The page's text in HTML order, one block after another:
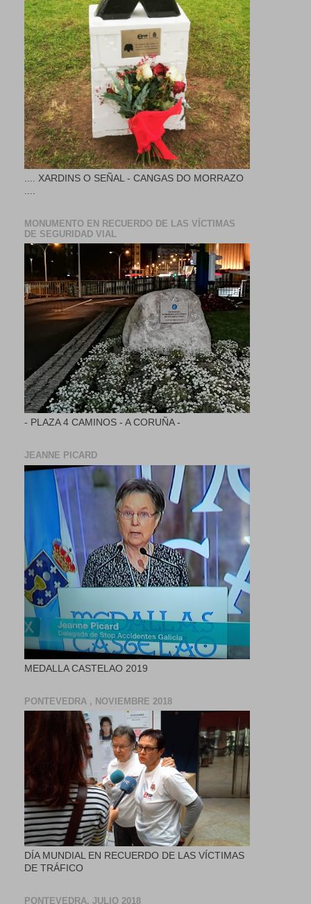
.... XARDINS O SEÑAL - CANGAS DO MORRAZO
MONUMENTO EN RECUERDO DE LAS VÍCTIMAS
DE SEGURIDAD VIAL
- PLAZA 4 CAMINOS - A CORUÑA -
JEANNE PICARD
MEDALLA CASTELAO 2019
PONTEVEDRA , NOVIEMBRE 2018
DÍA MUNDIAL EN RECUERDO DE LAS VÍCTIMAS
DE TRÁFICO
PONTEVEDRA, JULIO 2018